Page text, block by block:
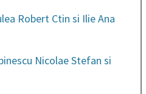
Robert Ctin si Ilie Ana
Nicolae Stefan si